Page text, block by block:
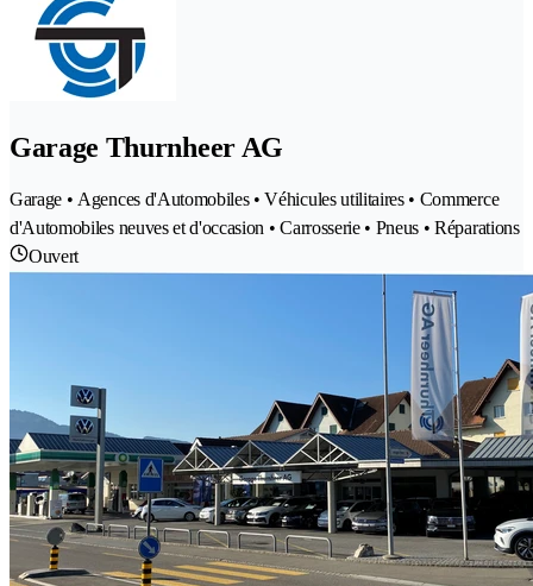
Garage Thurnheer AG
Garage • Agences d'Automobiles • Véhicules utilitaires • Commerce
d'Automobiles neuves et d'occasion • Carrosserie • Pneus • Réparations
Ouvert